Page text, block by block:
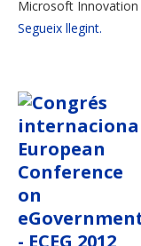
Microsoft Innovation
Segueix llegint.